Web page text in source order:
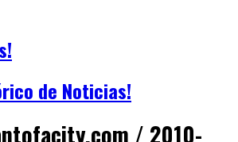
de Noticias!
/ 2010-